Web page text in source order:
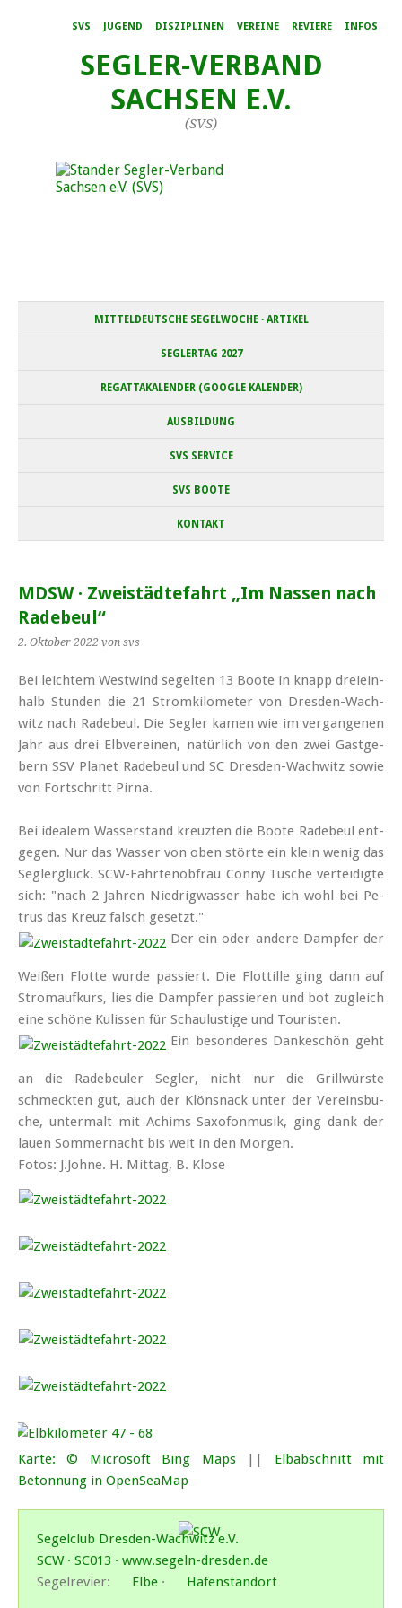
SVS JUGEND DISZIPLINEN VEREINE REVIERE INFOS
SEGLER-VERBAND
SACHSEN E.V.
(SVS)
MITTELDEUTSCHE SEGELWOCHE · ARTIKEL
SEGLERTAG 2027
REGATTAKALENDER (GOOGLE KALENDER)
AUSBILDUNG
SVS SERVICE
SVS BOOTE
KONTAKT
MDSW · Zweistädtefahrt „Im Nassen nach
Radebeul“
2. Oktober 2022 von svs
Bei leich­tem West­wind se­gel­ten 13 Boo­te in knapp drei­ein­
halb Stun­den die 21 Strom­ki­lo­me­ter von Dres­den-Wach­
witz nach Ra­de­beul. Die Seg­ler ka­men wie im ver­gan­ge­nen
Jahr aus drei Elb­ver­ei­nen, na­tür­lich von den zwei Gast­ge­
bern SSV Pla­net Ra­de­beul und SC Dres­den-Wach­witz so­wie
von Fort­schritt Pir­na.
Bei idea­lem Was­ser­stand kreuz­ten die Boo­te Ra­de­beul ent­
ge­gen. Nur das Was­ser von oben stör­te ein klein we­nig das
Seg­ler­glück. SCW-Fahr­ten­ob­frau Con­ny Tu­sche ver­tei­dig­te
sich: "nach 2 Jah­ren Nied­rig­was­ser ha­be ich wohl bei Pe­
trus das Kreuz falsch ge­setzt."
Der ein oder an­de­re Damp­fer der
Wei­ßen Flot­te wur­de pas­siert. Die Flot­til­le ging dann auf
Strom­auf­kurs, lies die Damp­fer pas­sie­ren und bot zu­gleich
ei­ne schö­ne Ku­lis­sen für Schau­lus­ti­ge und Tou­ris­ten.
Ein be­son­de­res Dan­ke­schön geht
an die Ra­de­beu­ler Seg­ler, nicht nur die Grill­würs­te
schmeck­ten gut, auch der Klöns­nack un­ter der Ver­eins­bu­
che, un­ter­malt mit Achims Sa­xo­fon­mu­sik, ging dank der
lau­en Som­mer­nacht bis weit in den Mor­gen.
Fotos: J.Johne. H. Mittag, B. Klose
Karte: © Microsoft Bing Maps|| Elbabschnitt mit
Betonnung in OpenSeaMap
Segelclub Dresden-Wachwitz e.V.
SCW · SC013 · www.segeln-dresden.de
Segelrevier:
Elbe · Hafenstandort